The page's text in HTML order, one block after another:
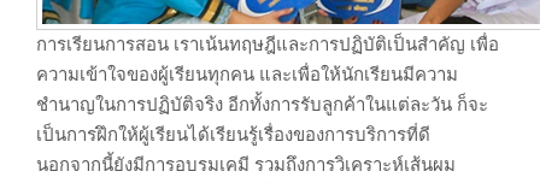
การเรียนการสอน เราเน้นทฤษฎีและการปฏิบัติเป็นสำคัญ เพื่อ
ความเข้าใจของผู้เรียนทุกคน และเพื่อให้นักเรียนมีความ
ชำนาญในการปฏิบัติจริง อีกทั้งการรับลูกค้าในแต่ละวัน ก็จะ
เป็นการฝึกให้ผู้เรียนได้เรียนรู้เรื่องของการบริการที่ดี
นอกจากนี้ยังมีการอบรมเคมี รวมถึงการวิเคราะห์เส้นผม